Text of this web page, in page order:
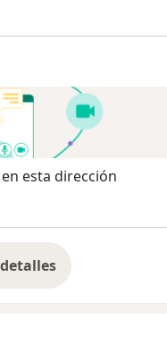
esta dirección
la dirección